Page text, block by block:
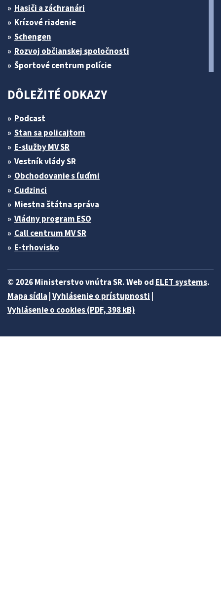
Hasiči a záchranári
Krízové riadenie
Schengen
Rozvoj občianskej spoločnosti
Športové centrum polície
DÔLEŽITÉ ODKAZY
Podcast
Stan sa policajtom
E-služby MV SR
Vestník vlády SR
Obchodovanie s ľuďmi
Cudzinci
Miestna štátna správa
Vládny program ESO
Call centrum MV SR
E-trhovisko
© 2026 Ministerstvo vnútra SR. Web od ELET systems.
Mapa sídla Vyhlásenie o prístupnosti
Vyhlásenie o cookies (PDF, 398 kB)